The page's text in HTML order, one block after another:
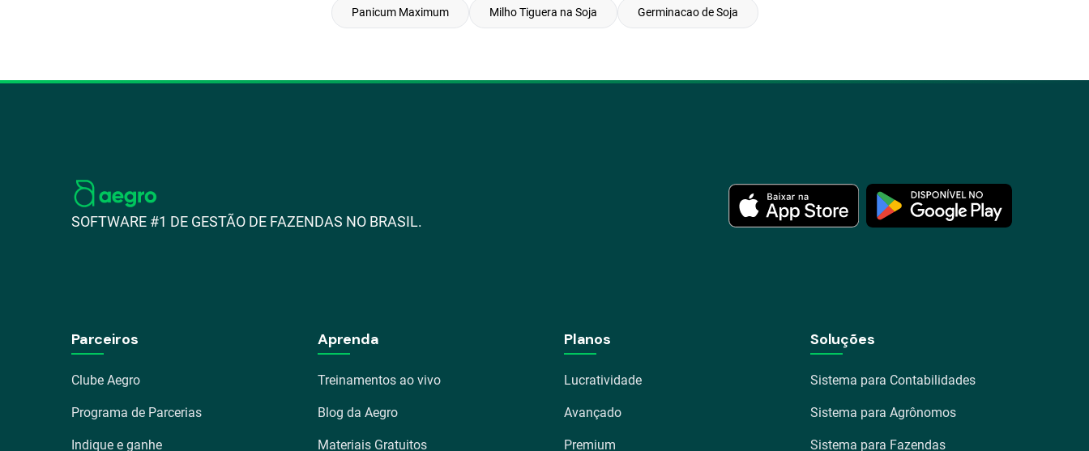
Panicum Maximum Milho Tiguera na Soja Germinacao de Soja
SOFTWARE #1 DE GESTÃO DE FAZENDAS NO BRASIL.
Parceiros
Clube Aegro
Programa de Parcerias
Indique e ganhe
Aprenda
Treinamentos ao vivo
Blog da Aegro
Materiais Gratuitos
Planos
Lucratividade
Avançado
Premium
Soluções
Sistema para Contabilidades
Sistema para Agrônomos
Sistema para Fazendas